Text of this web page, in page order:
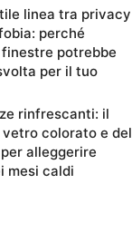
linea tra privacy
perché
potrebbe
per il tuo
rinfrescanti: il
colorato e del
alleggerire
mesi caldi